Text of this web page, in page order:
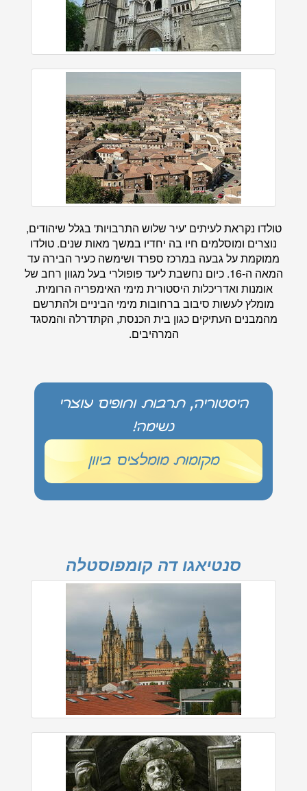
טולדו נקראת לעיתים 'עיר שלוש התרבויות' בגלל שיהודים,
נוצרים ומוסלמים חיו בה יחדיו במשך מאות שנים. טולדו
ממוקמת על גבעה במרכז ספרד ושימשה כעיר הבירה עד
המאה ה-16. כיום נחשבת ליעד פופולרי בעל מגוון רחב של
אומנות ואדריכלות היסטורית מימי האימפריה הרומית.
מומלץ לעשות סיבוב ברחובות מימי הביניים ולהתרשם
מהמבנים העתיקים כגון בית הכנסת, הקתדרלה והמסגד
המרהיבים.
היסטוריה, תרבות וחופים עוצרי
נשימה!
מקומות מומלצים ביוון
סנטיאגו דה קומפוסטלה